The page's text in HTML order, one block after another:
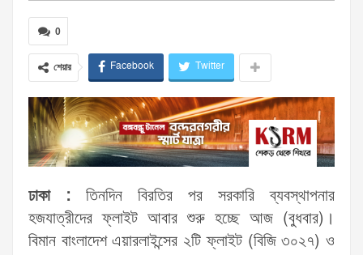
0
শেয়ার Facebook Twitter
ঢাকা : তিনদিন বিরতির পর সরকারি ব্যবস্থাপনার
হজযাত্রীদের ফ্লাইট আবার শুরু হচ্ছে আজ (বুধবার)।
বিমান বাংলাদেশ এয়ারলাইন্সের ২টি ফ্লাইট (বিজি ৩০২৭) ও